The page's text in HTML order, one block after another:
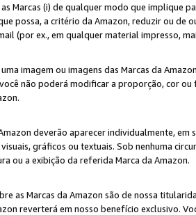
Marcas (i) de qualquer modo que implique
possa, a critério da Amazon, reduzir ou de
(por ex., em qualquer material impresso,
imagem ou imagens das Marcas da
não poderá modificar a proporção, cor
deverão aparecer individualmente,
gráficos ou textuais. Sob nenhuma
ou a exibição da referida Marca da Amazon.
as Marcas da Amazon são de nossa
reverterá em nosso benefício exclusivo.